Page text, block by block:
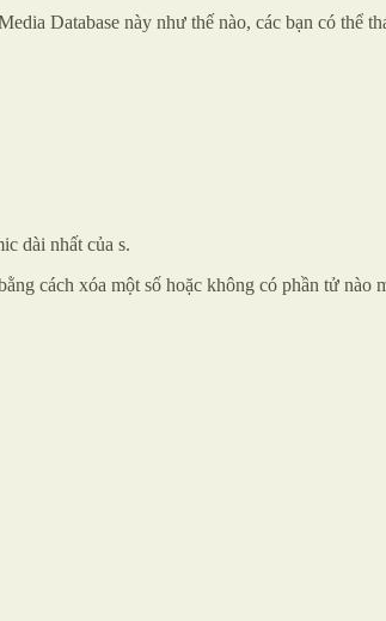
Database này như thế nào, các bạn có thể
dài nhất của s.
cách xóa một số hoặc không có phần tử nào